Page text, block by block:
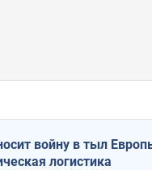
войну в тыл
логистика